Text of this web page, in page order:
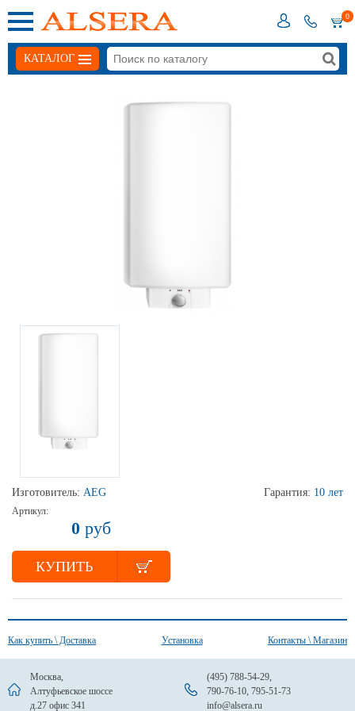
0
КАТАЛОГ
Изготовитель: AEG Гарантия: 10 лет
Артикул:
0 руб
КУПИТЬ
Как купить \ Доставка Установка Контакты \ Магазин
Москва,
Алтуфьевское шоссе
д.27 офис 341
(495) 788-54-29,
790-76-10, 795-51-73
info@alsera.ru